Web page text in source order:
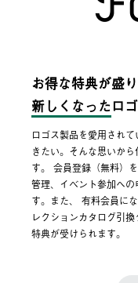
お得な特典が盛
新しくなった ロ
ロゴス製品を愛用され
きたい。そんな思いか
す。 会員登録（無料）
管理、イベント参加へ
す。また、 有料会員に
レクションカタログ引
特典が受けられます。